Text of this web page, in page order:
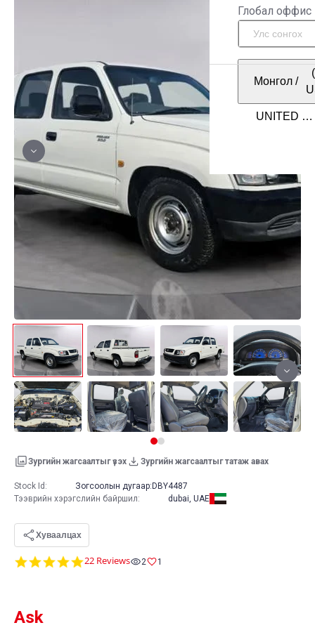
Глобал оффис
Монгол /
Зургийн жагсаалтыг үзэх Зургийн жагсаалтыг татаж авах
4.8
22 Reviews 2 1
Ask
Stock Id: Зогсоолын дугаар: DBY4487
Тээврийн хэрэгслийн байршил: dubai, UAE
Хуваалцах